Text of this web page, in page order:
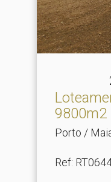
9800m2
Porto /
Ref: